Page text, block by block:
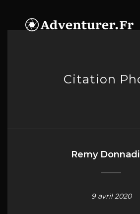
Citation
Remy
9 avril 2020